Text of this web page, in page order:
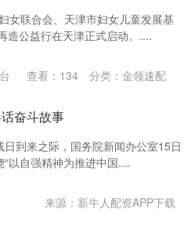
女联合会、天津市妇女儿童发展基
造公益行在天津正式启动。....
查看： 134 分类：金领速配
奋斗故事
到来之际，国务院新闻办公室15日
以自强精神为推进中国....
来源：新牛人配资APP下载